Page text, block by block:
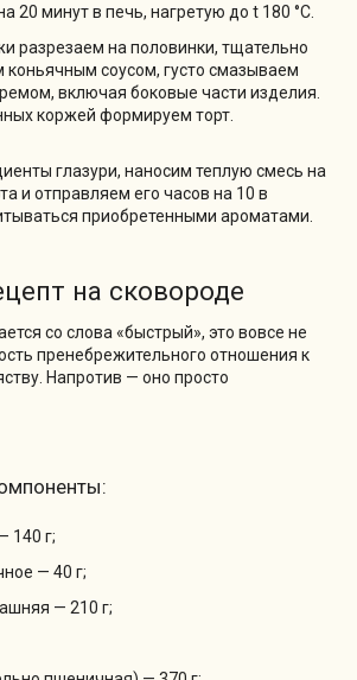
20 минут в печь, нагретую до t 180 °C.
разрезаем на половинки, тщательно
соусом, густо смазываем
включая боковые части изделия.
коржей формируем торт.
глазури, наносим теплую смесь на
и отправляем его часов на 10 в
приобретенными ароматами.
на сковороде
со слова «быстрый», это вовсе не
пренебрежительного отношения к
Напротив — оно просто
140 г;
— 40 г;
— 210 г;